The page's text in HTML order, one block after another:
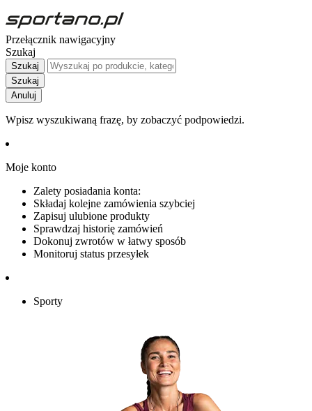
Przełącznik nawigacyjny
Szukaj
Szukaj
Szukaj
Anuluj
Wpisz wyszukiwaną frazę, by zobaczyć podpowiedzi.
Moje konto
Zalety posiadania konta:
Składaj kolejne zamówienia szybciej
Zapisuj ulubione produkty
Sprawdzaj historię zamówień
Dokonuj zwrotów w łatwy sposób
Monitoruj status przesyłek
Sporty